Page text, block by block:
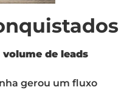
de leads
gerou um fluxo